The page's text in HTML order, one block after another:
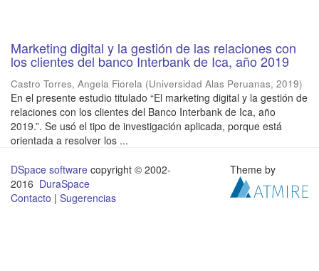
Marketing digital y la gestión de las relaciones con
los clientes del banco Interbank de Ica, año 2019
Castro Torres, Angela Fiorela (Universidad Alas Peruanas, 2019)
En el presente estudio titulado “El marketing digital y la gestión de
relaciones con los clientes del Banco Interbank de Ica, año
2019.”. Se usó el tipo de investigación aplicada, porque está
orientada a resolver los ...
DSpace software copyright © 2002-
2016 DuraSpace
Contacto | Sugerencias
Theme by